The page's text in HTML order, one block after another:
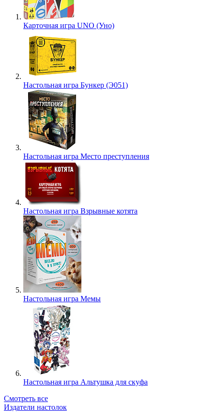
Карточная игра UNO (Уно)
Настольная игра Бункер (Э051)
Настольная игра Место преступления
Настольная игра Взрывные котята
Настольная игра Мемы
Настольная игра Альтушка для скуфа
Смотреть все
Издатели настолок